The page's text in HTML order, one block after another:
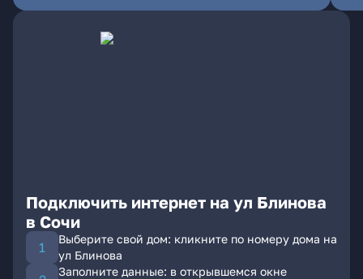
Подключить интернет на ул Блинова
в Сочи
Выберите свой дом: кликните по номеру дома на
ул Блинова
Заполните данные: в открывшемся окне